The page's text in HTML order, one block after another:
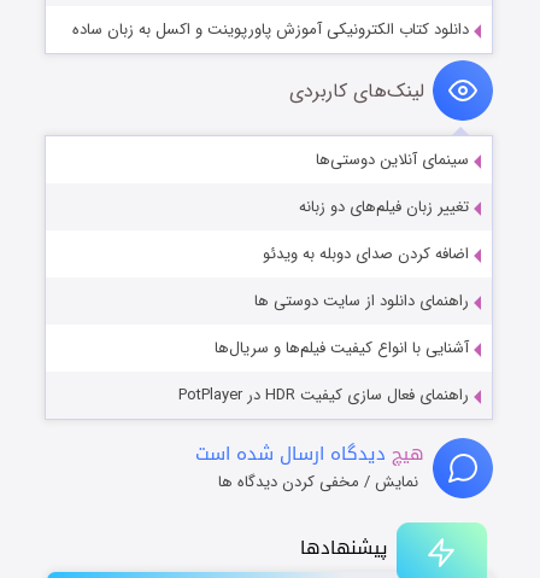
پیشنهادها
دانلود کتاب الکترونیکی آموزش پاورپوینت و اکسل به زبان ساده
لینک‌های کاربردی
سینمای آنلاین دوستی‌ها
تغییر زبان فیلم‌های دو زبانه
اضافه کردن صدای دوبله به ویدئو
راهنمای دانلود از سایت دوستی ها
آشنایی با انواع کیفیت فیلم‌ها و سریال‌ها
راهنمای فعال سازی کیفیت HDR در PotPlayer
هیچ دیدگاه ارسال شده است
نمایش / مخفی کردن دیدگاه ها